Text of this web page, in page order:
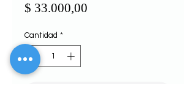
$ 33.000,00
Cantidad *